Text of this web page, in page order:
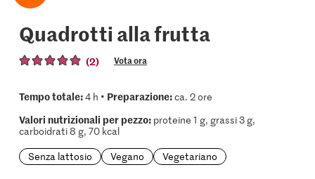
Quadrotti alla frutta
(2) Vota ora
Tempo totale:4 h • Preparazione:ca. 2 ore
Valori nutrizionali per pezzo:proteine 1 g, grassi 3 g,
carboidrati 8 g, 70 kcal
Senza lattosio
Vegano Vegetariano